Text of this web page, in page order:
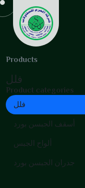
Products
فلل
Product categories
فلل
أسقف الجبسن بورد
ألواح الجبس
جدران الجبسن بورد